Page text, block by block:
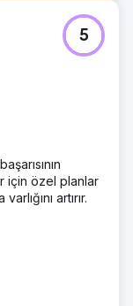
işlemsel
sitesine küçük
nitelikli
dayanarak
kümesini
teklif başına
– Yüksek
yazma –
SSS ve
5
için özel planlar
artırır.